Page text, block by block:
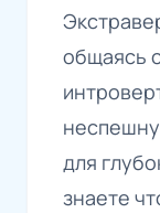
общаясь
для
знаете